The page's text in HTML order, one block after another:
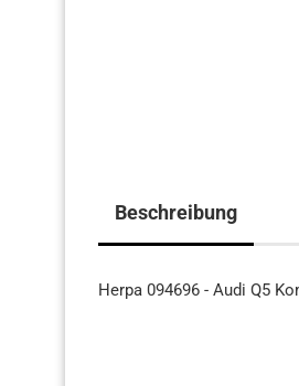
Beschreibung
Herpa 094696 - Audi Q5